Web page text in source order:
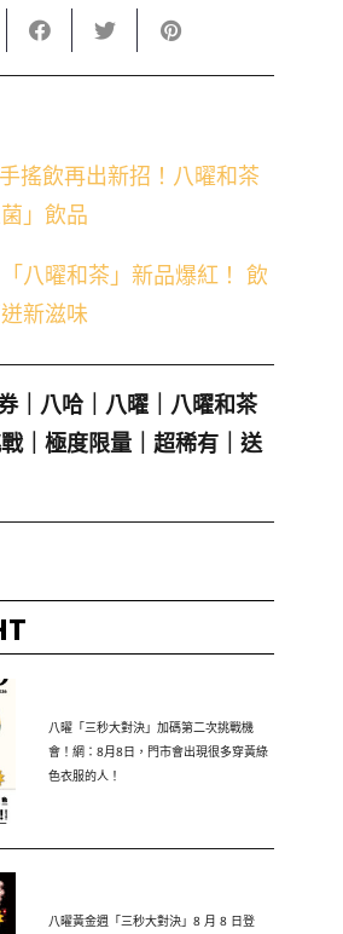
搖飲再出新招！八曜和茶
」飲品
八曜和茶」新品爆紅！ 飲
新滋味
｜ 八哈 八曜
八曜和茶
｜ 極度限量 超稀有
送
八曜「三秒大對決」加碼第二次挑戰機
會！網：8月8日，門市會出現很多穿黃綠
色衣服的人！
八曜黃金週「三秒大對決」8 月 8 日登